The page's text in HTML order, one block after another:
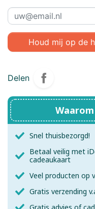
Houd mij op de
Delen
Snel thuisbezorgd!
Betaal veilig met
cadeaukaart
Veel producten op
Gratis verzending